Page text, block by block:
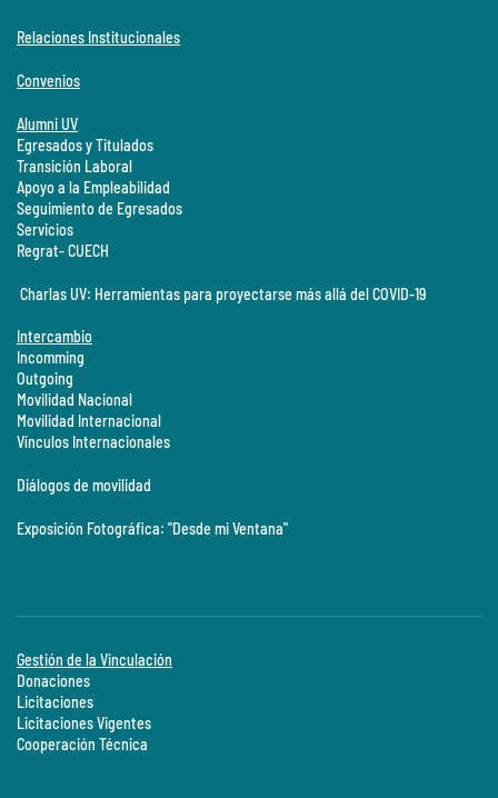
Relaciones Institucionales
Convenios
Alumni UV
Egresados y Titulados
Transición Laboral
Apoyo a la Empleabilidad
Seguimiento de Egresados
Servicios
Regrat- CUECH
Charlas UV: Herramientas para proyectarse más allá del COVID-19
Intercambio
Incomming
Outgoing
Movilidad Nacional
Movilidad Internacional
Vínculos Internacionales
Diálogos de movilidad
Exposición Fotográfica: "Desde mi Ventana"
Gestión de la Vinculación
Donaciones
Licitaciones
Licitaciones Vigentes
Cooperación Técnica